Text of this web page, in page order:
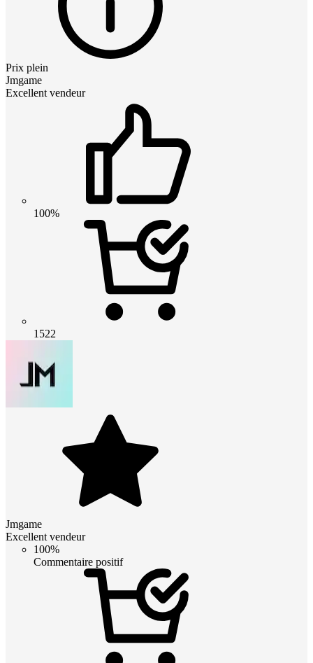
Prix plein
Jmgame
Excellent vendeur
100%
1522
Jmgame
Excellent vendeur
100%
Commentaire positif